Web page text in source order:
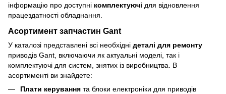
інформацію про доступні комплектуючі для відновлення
працездатності обладнання.
Асортимент запчастин Gant
У каталозі представлені всі необхідні деталі для ремонту
приводів Gant, включаючи як актуальні моделі, так і
комплектуючі для систем, знятих із виробництва. В
асортименті ви знайдете:
Плати керування та блоки електроніки для приводів